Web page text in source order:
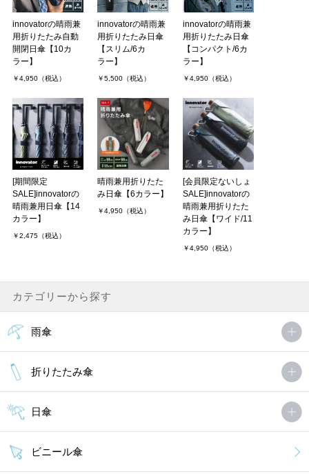
innovatorの晴雨兼
用折りたたみ自動
開閉日傘【10カ
ラー】
￥4,950（税込）
innovatorの晴雨兼
用折りたたみ日傘
【スリム/6カ
ラー】
￥5,500（税込）
innovatorの晴雨兼
用折りたたみ日傘
【コンパクト/6カ
ラー】
￥4,950（税込）
[期間限定
SALE]innovatorの
晴雨兼用日傘【14
カラー】
￥2,475（税込）
晴雨兼用折りたた
み日傘【6カラー】
￥4,950（税込）
[会員限定ないしょ
SALE]innovatorの
晴雨兼用折りたた
み日傘【ワイド/11
カラー】
￥4,950（税込）
カテゴリーから探す
雨傘
折りたたみ傘
日傘
ビニール傘